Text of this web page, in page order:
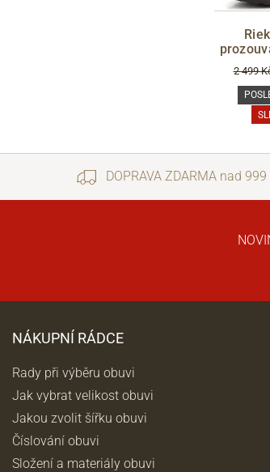
2 499
DOPRAVA ZDARMA nad 999
NÁKUPNÍ RÁDCE
Rady při výběru obuvi
Jak vybrat velikost obuvi
Jakou zvolit šířku obuvi
Číslování obuvi
Složení a materiály obuvi